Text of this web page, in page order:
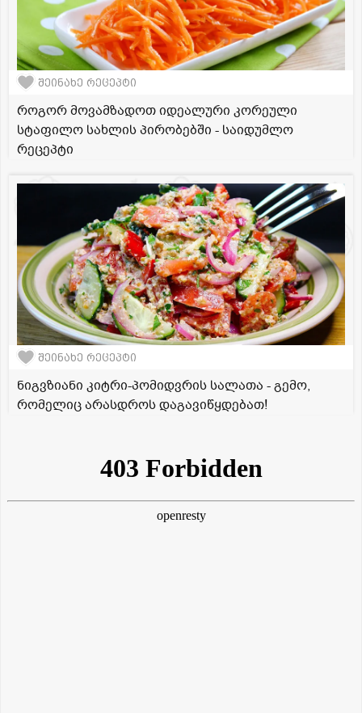
შეინახე რეცეპტი
როგორ მოვამზადოთ იდეალური კორეული
სტაფილო სახლის პირობებში - საიდუმლო
რეცეპტი
შეინახე რეცეპტი
ნიგვზიანი კიტრი-პომიდვრის სალათა - გემო,
რომელიც არასდროს დაგავიწყდებათ!